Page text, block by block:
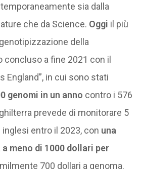
sia dalla
che da Science. Oggi il più
della
concluso a fine 2021 con il
England”, in cui sono stati
genomi in un anno contro i 576
prevede di monitorare 5
entro il 2023, con una
meno di 1000 dollari per
700 dollari a genoma.